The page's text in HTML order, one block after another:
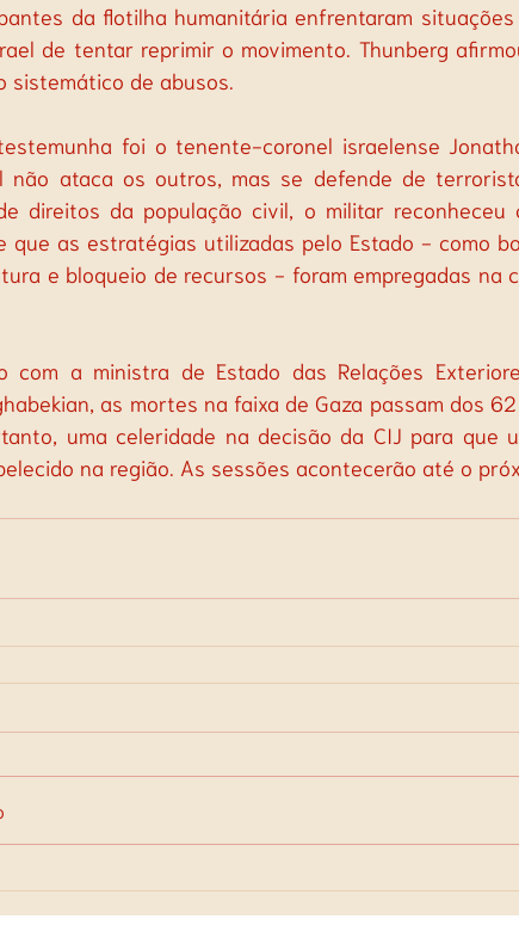
da flotilha humanitária enfrentaram
de tentar reprimir o movimento. Thunberg
sistemático de abusos.
foi o tenente-coronel israelense
não ataca os outros, mas se defende de
direitos da população civil, o militar reconheceu
que as estratégias utilizadas pelo Estado - como
e bloqueio de recursos - foram empregadas na
com a ministra de Estado das Relações
as mortes na faixa de Gaza passam dos
uma celeridade na decisão da CIJ para que
na região. As sessões acontecerão até o